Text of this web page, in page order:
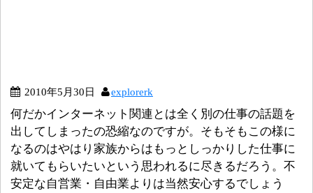
2010年5月30日 explorerk
何だかインターネット関連とは全く別の仕事の話題を
出してしまったの恐縮なのですが。そもそもこの様に
なるのはやはり家族からはもっとしっかりした仕事に
就いてもらいたいという思われるに尽きるだろう。不
安定な自営業・自由業よりは当然安心するでしょう